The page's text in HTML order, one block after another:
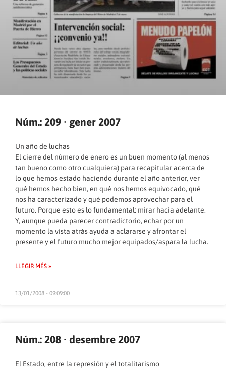
Núm.: 209 · gener 2007
Un año de luchas
El cierre del número de enero es un buen momento (al menos
tan bueno como otro cualquiera) para recapitular acerca de
lo que hemos estado haciendo durante el año anterior, ver
qué hemos hecho bien, en qué nos hemos equivocado, qué
nos ha caracterizado y qué podemos aprovechar para el
futuro. Porque esto es lo fundamental: mirar hacia adelante.
Y, aunque pueda parecer contradictorio, echar por un
momento la vista atrás ayuda a aclararse y afrontar el
presente y el futuro mucho mejor equipados/aspara la lucha.
LLEGIR MÉS »
13/01/2008 - 09:09:00
Núm.: 208 · desembre 2007
El Estado, entre la represión y el totalitarismo